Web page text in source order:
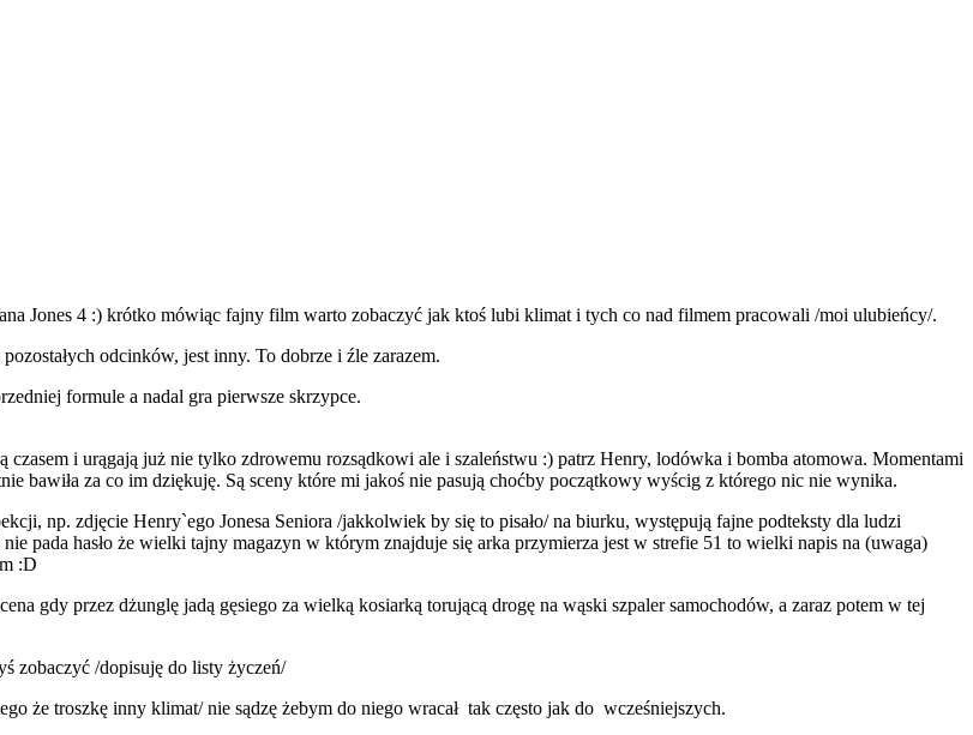
Jones 4 :) krótko mówiąc fajny film warto zobaczyć jak ktoś lubi klimat i tych co nad filmem pracowali /moi ulubieńcy/.
odcinków, jest inny. To dobrze i źle zarazem.
formule a nadal gra pierwsze skrzypce.
i urągają już nie tylko zdrowemu rozsądkowi ale i szaleństwu :) patrz Henry, lodówka i bomba atomowa. Momentami
bawiła za co im dziękuję. Są sceny które mi jakoś nie pasują choćby początkowy wyścig z którego nic nie wynika.
np. zdjęcie Henry`ego Jonesa Seniora /jakkolwiek by się to pisało/ na biurku, występują fajne podteksty dla ludzi
pada hasło że wielki tajny magazyn w którym znajduje się arka przymierza jest w strefie 51 to wielki napis na (uwaga)
:D
gdy przez dżunglę jadą gęsiego za wielką kosiarką torującą drogę na wąski szpaler samochodów, a zaraz potem w tej
zobaczyć /dopisuję do listy życzeń/
że troszkę inny klimat/ nie sądzę żebym do niego wracał tak często jak do wcześniejszych.